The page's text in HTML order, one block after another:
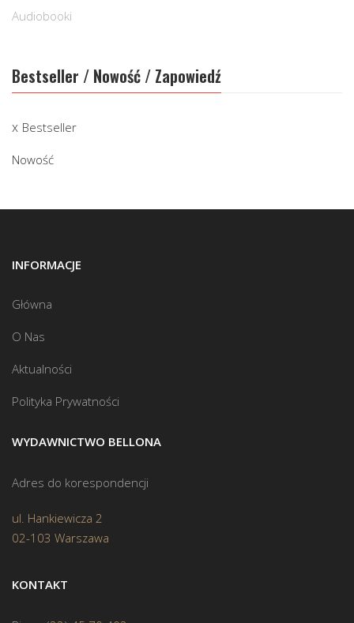
Audiobooki
Bestseller / Nowość / Zapowiedź
Bestseller
Nowość
INFORMACJE
Główna
O Nas
Aktualności
Polityka Prywatności
WYDAWNICTWO BELLONA
Adres do korespondencji
ul. Hankiewicza 2
02-103 Warszawa
KONTAKT